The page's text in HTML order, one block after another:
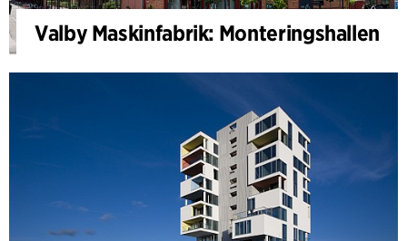
Valby Maskinfabrik: Monteringshallen